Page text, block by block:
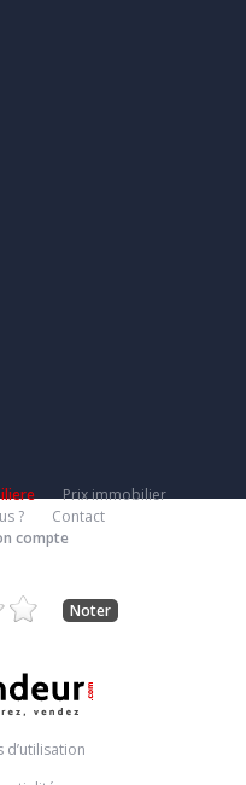
Prix immobilier
?
Contact
compte
Noter